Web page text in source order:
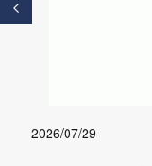
2026/07/29